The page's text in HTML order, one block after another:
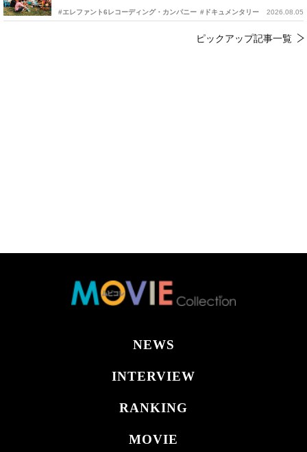
#エレファント6レコーディング・カンパニー #ドキュメンタリー 2026.08.05
ピックアップ記事一覧
NEWS
INTERVIEW
RANKING
MOVIE